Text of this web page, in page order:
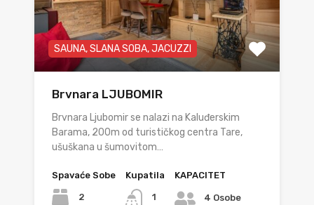
SAUNA, SLANA SOBA, JACUZZI
Brvnara LJUBOMIR
Brvnara Ljubomir se nalazi na Kaluđerskim
Barama, 200m od turističkog centra Tare,
ušuškana u šumovitom…
Spavaće Sobe
2
Kupatila
1
KAPACITET
4 Osobe